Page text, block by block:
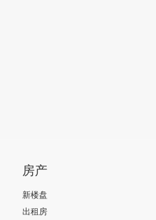
房产
新楼盘
出租房